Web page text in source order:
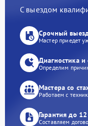
С выездом
Срочный
Мастер приедет
Диагностика и
Определим
Мастера со
Работаем с
Гарантия до
Составляем